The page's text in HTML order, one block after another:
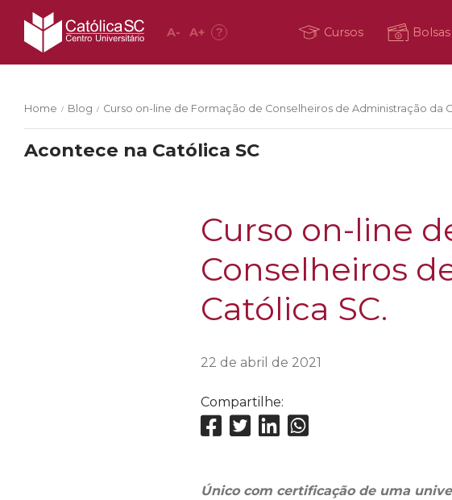
A- A+ ? Cursos
Home / Blog / Curso on-line de Formação de Conselheiros de Administração da
Acontece na Católica SC
Curso on-line
Conselheiros
Católica SC.
22 de abril de 2021
Compartilhe:
Único com certificação de uma